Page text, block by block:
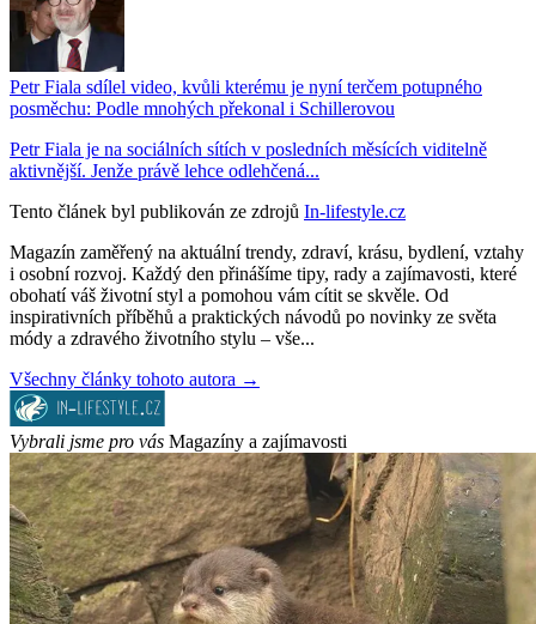
Petr Fiala sdílel video, kvůli kterému je nyní terčem potupného
posměchu: Podle mnohých překonal i Schillerovou
Petr Fiala je na sociálních sítích v posledních měsících viditelně
aktivnější. Jenže právě lehce odlehčená...
Tento článek byl publikován ze zdrojů In-lifestyle.cz
Magazín zaměřený na aktuální trendy, zdraví, krásu, bydlení, vztahy
i osobní rozvoj. Každý den přinášíme tipy, rady a zajímavosti, které
obohatí váš životní styl a pomohou vám cítit se skvěle. Od
inspirativních příběhů a praktických návodů po novinky ze světa
módy a zdravého životního stylu – vše...
Všechny články tohoto autora →
Vybrali jsme pro vás Magazíny a zajímavosti